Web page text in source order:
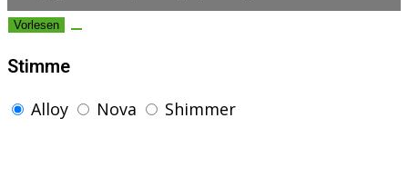
Vorlesen
Stimme
Alloy
Nova Shimmer